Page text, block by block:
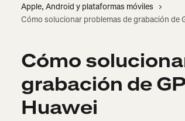
Apple, Android y plataformas móviles
Cómo solucionar problemas de grabación de
Cómo
grabación de
Huawei